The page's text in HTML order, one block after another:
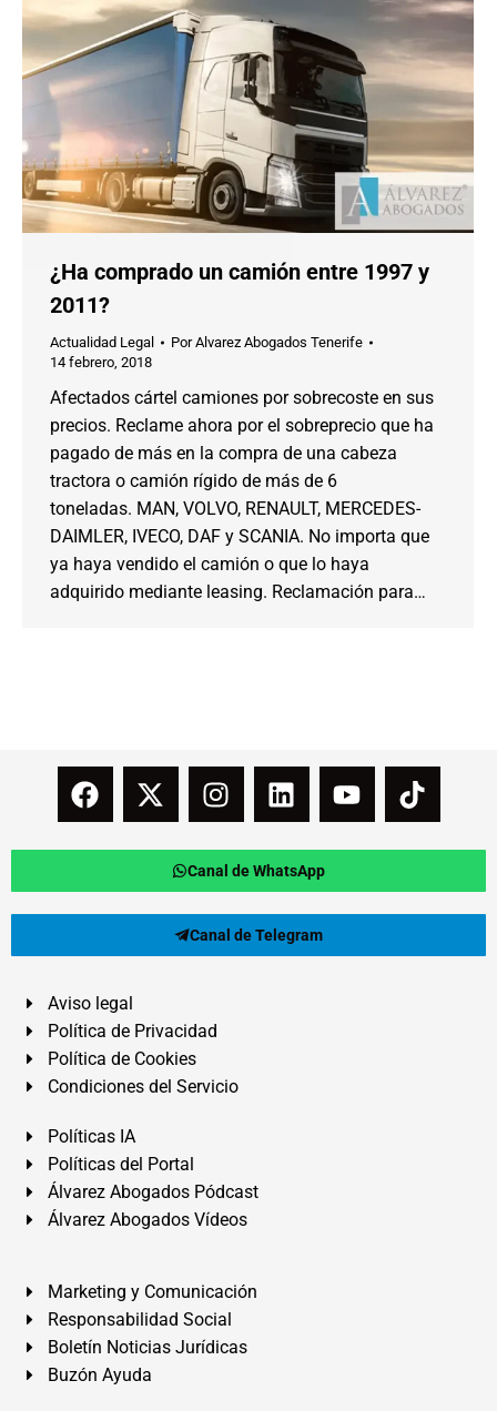
¿Ha comprado un camión entre 1997 y
2011?
Actualidad Legal PorAlvarez Abogados Tenerife
14 febrero, 2018
Afectados cártel camiones por sobrecoste en sus
precios. Reclame ahora por el sobreprecio que ha
pagado de más en la compra de una cabeza
tractora o camión rígido de más de 6
toneladas. MAN, VOLVO, RENAULT, MERCEDES-
DAIMLER, IVECO, DAF y SCANIA. No importa que
ya haya vendido el camión o que lo haya
adquirido mediante leasing. Reclamación para…
Canal de WhatsApp
Canal de Telegram
Aviso legal
Política de Privacidad
Política de Cookies
Condiciones del Servicio
Políticas IA
Políticas del Portal
Álvarez Abogados Pódcast
Álvarez Abogados Vídeos
Marketing y Comunicación
Responsabilidad Social
Boletín Noticias Jurídicas
Buzón Ayuda